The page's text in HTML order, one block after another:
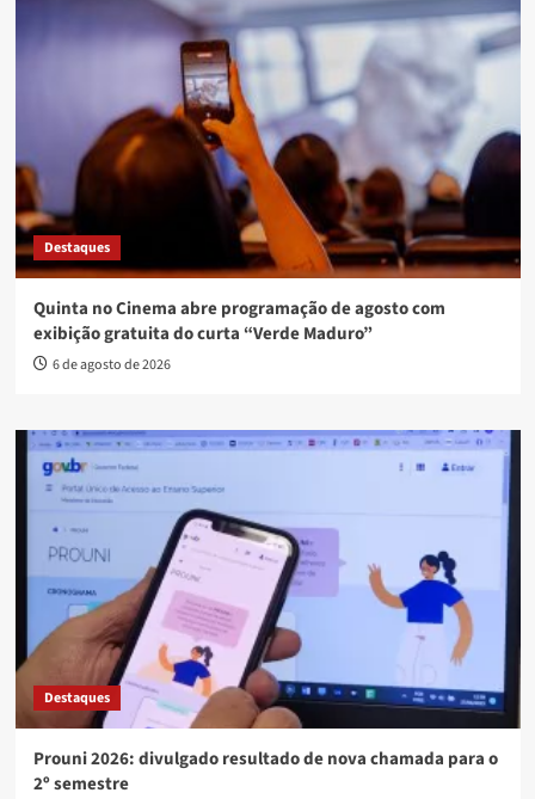
Destaques
Quinta no Cinema abre programação de agosto com
exibição gratuita do curta “Verde Maduro”
6 de agosto de 2026
Destaques
Prouni 2026: divulgado resultado de nova chamada para o
2º semestre